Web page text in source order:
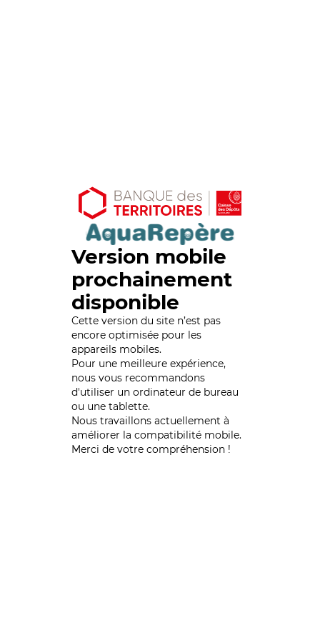
Version mobile
prochainement
disponible
Cette version du site n’est pas
encore optimisée pour les
appareils mobiles.
Pour une meilleure expérience,
nous vous recommandons
d'utiliser un ordinateur de bureau
ou une tablette.
Nous travaillons actuellement à
améliorer la compatibilité mobile.
Merci de votre compréhension !